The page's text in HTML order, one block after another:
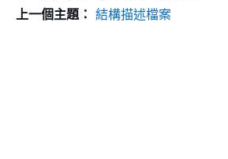
上一個主題： 結構描述檔案